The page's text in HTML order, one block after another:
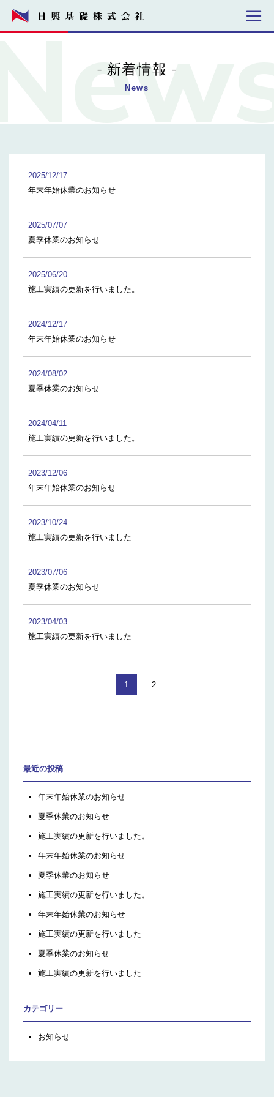
新着情報
News
2025/12/17
年末年始休業のお知らせ
2025/07/07
夏季休業のお知らせ
2025/06/20
施工実績の更新を行いました。
2024/12/17
年末年始休業のお知らせ
2024/08/02
夏季休業のお知らせ
2024/04/11
施工実績の更新を行いました。
2023/12/06
年末年始休業のお知らせ
2023/10/24
施工実績の更新を行いました
2023/07/06
夏季休業のお知らせ
2023/04/03
施工実績の更新を行いました
1 2
最近の投稿
年末年始休業のお知らせ
夏季休業のお知らせ
施工実績の更新を行いました。
年末年始休業のお知らせ
夏季休業のお知らせ
施工実績の更新を行いました。
年末年始休業のお知らせ
施工実績の更新を行いました
夏季休業のお知らせ
施工実績の更新を行いました
カテゴリー
お知らせ